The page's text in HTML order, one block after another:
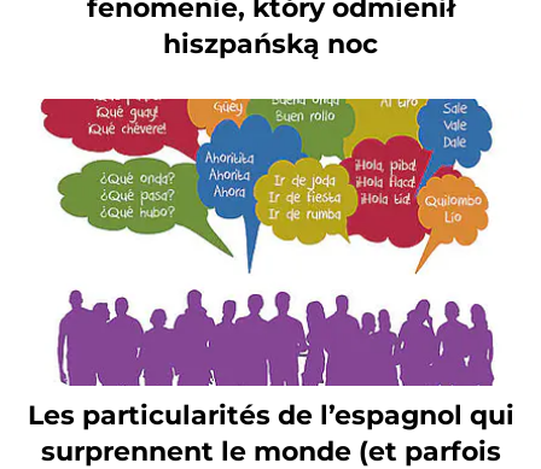
fenomenie, który odmienił
hiszpańską noc
Les particularités de l’espagnol qui
surprennent le monde (et parfois